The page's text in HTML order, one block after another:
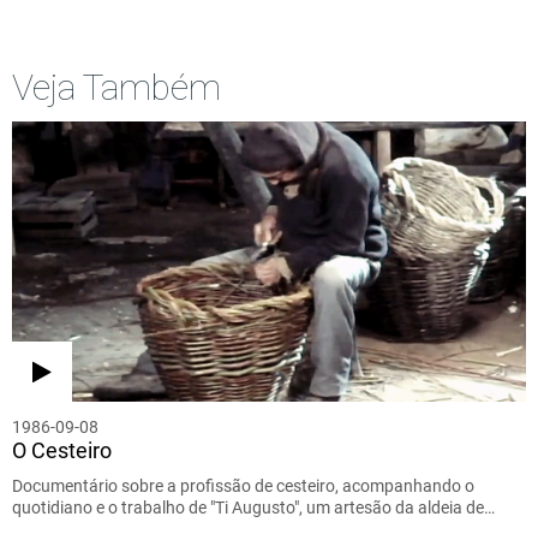
Veja Também
1986-09-08
O Cesteiro
Documentário sobre a profissão de cesteiro, acompanhando o
quotidiano e o trabalho de "Ti Augusto", um artesão da aldeia de…